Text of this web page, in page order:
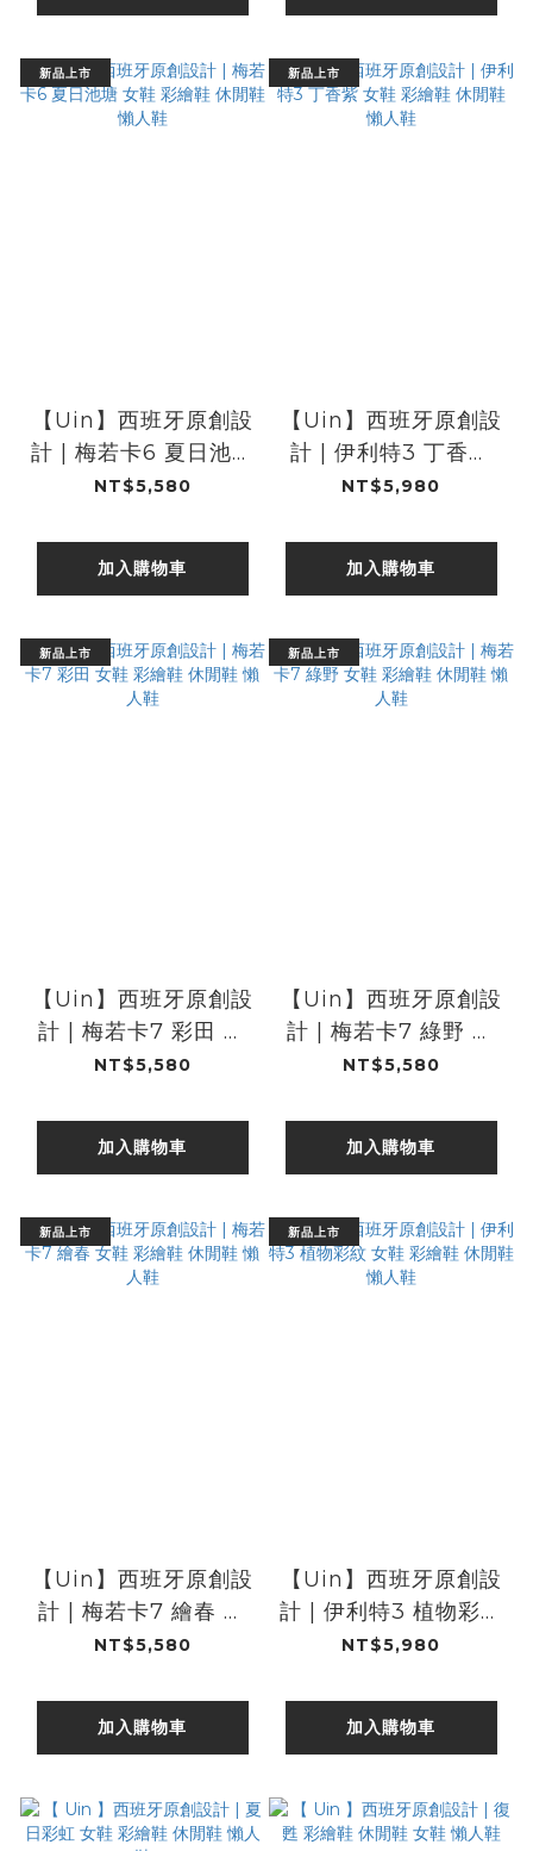
新品上市
【Uin】西班牙原創設
計 | 梅若卡6 夏日池塘
女鞋 彩繪鞋 休閒鞋 懶
NT$5,580
加入購物車
新品上市
【Uin】西班牙原創設
計 | 伊利特3 丁香紫
女鞋 彩繪鞋 休閒鞋 懶
NT$5,980
加入購物車
新品上市
【Uin】西班牙原創設
計 | 梅若卡7 彩田 女
鞋 彩繪鞋 休閒鞋 懶人
NT$5,580
加入購物車
新品上市
【Uin】西班牙原創設
計 | 梅若卡7 綠野 女
鞋 彩繪鞋 休閒鞋 懶人
NT$5,580
加入購物車
新品上市
【Uin】西班牙原創設
計 | 梅若卡7 繪春 女
鞋 彩繪鞋 休閒鞋 懶人
NT$5,580
加入購物車
新品上市
【Uin】西班牙原創設
計 | 伊利特3 植物彩紋
女鞋 彩繪鞋 休閒鞋 懶
NT$5,980
加入購物車